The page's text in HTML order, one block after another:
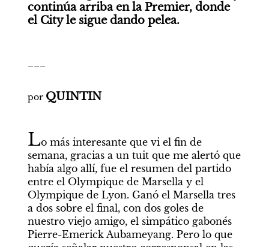
continúa arriba en la Premier, donde
el City le sigue dando pelea.
por QUINTIN
Lo más interesante que vi el fin de
semana, gracias a un tuit que me alertó que
había algo allí, fue el resumen del partido
entre el Olympique de Marsella y el
Olympique de Lyon. Ganó el Marsella tres
a dos sobre el final, con dos goles de
nuestro viejo amigo, el simpático gabonés
Pierre-Emerick Aubameyang. Pero lo que